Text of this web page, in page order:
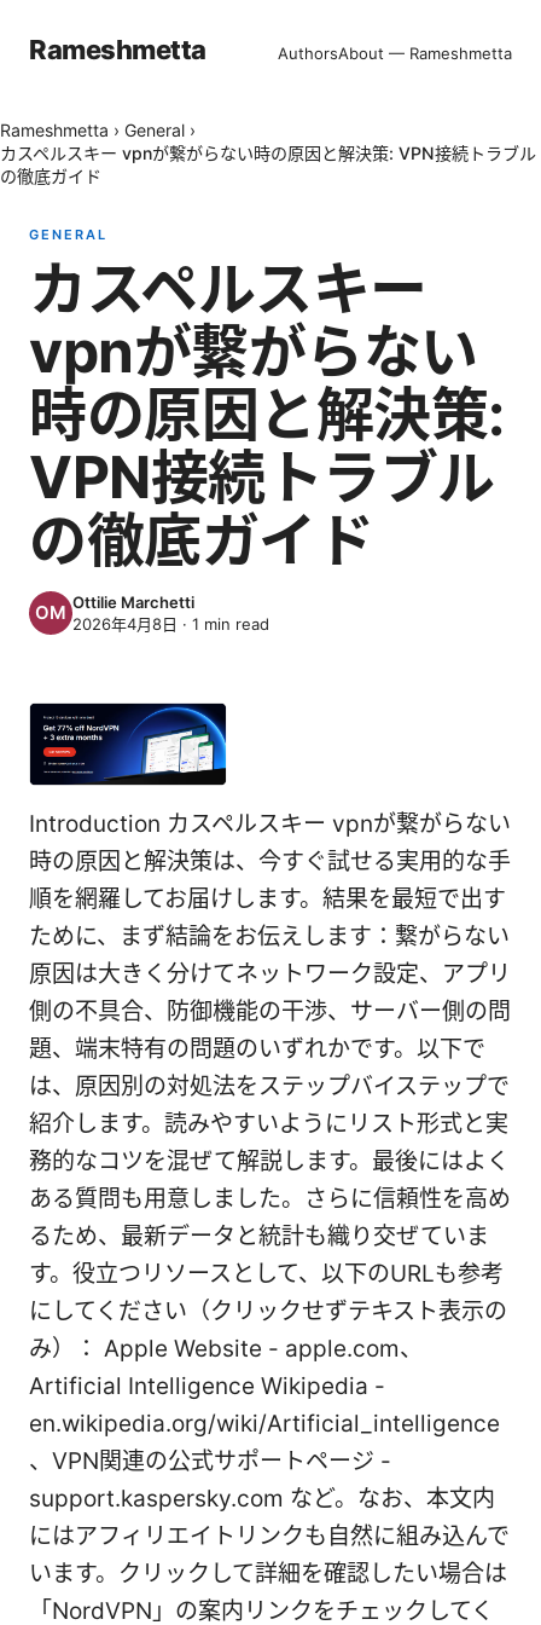
Rameshmetta AuthorsAbout — Rameshmetta
Rameshmetta › General ›
カスペルスキー vpnが繋がらない時の原因と解決策: VPN接続トラブル
の徹底ガイド
GENERAL
カスペルスキー
vpnが繋がらない
時の原因と解決策:
VPN接続トラブル
の徹底ガイド
Ottilie Marchetti
2026年4月8日 · 1 min read
Introduction カスペルスキー vpnが繋がらない
時の原因と解決策は、今すぐ試せる実用的な手
順を網羅してお届けします。結果を最短で出す
ために、まず結論をお伝えします：繋がらない
原因は大きく分けてネットワーク設定、アプリ
側の不具合、防御機能の干渉、サーバー側の問
題、端末特有の問題のいずれかです。以下で
は、原因別の対処法をステップバイステップで
紹介します。読みやすいようにリスト形式と実
務的なコツを混ぜて解説します。最後にはよく
ある質問も用意しました。さらに信頼性を高め
るため、最新データと統計も織り交ぜていま
す。役立つリソースとして、以下のURLも参考
にしてください（クリックせずテキスト表示の
み）： Apple Website - apple.com、
Artificial Intelligence Wikipedia -
en.wikipedia.org/wiki/Artificial_intelligence
、VPN関連の公式サポートページ -
support.kaspersky.com など。なお、本文内
にはアフィリエイトリンクも自然に組み込んで
います。クリックして詳細を確認したい場合は
「NordVPN」の案内リンクをチェックしてく